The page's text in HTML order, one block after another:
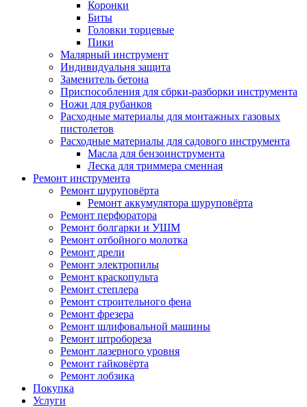
Коронки
Биты
Головки торцевые
Пики
Малярный инструмент
Индивидуальня защита
Заменитель бетона
Приспособления для сбрки-разборки инструмента
Ножи для рубанков
Расходные материалы для монтажных газовых
пистолетов
Расходные материалы для садового инструмента
Масла для бензоинструмента
Леска для триммера сменная
Ремонт инструмента
Ремонт шуруповёрта
Ремонт аккумулятора шуруповёрта
Ремонт перфоратора
Ремонт болгарки и УШМ
Ремонт отбойного молотка
Ремонт дрели
Ремонт электропилы
Ремонт краскопульта
Ремонт степлера
Ремонт строительного фена
Ремонт фрезера
Ремонт шлифовальной машины
Ремонт штробореза
Ремонт лазерного уровня
Ремонт гайковёрта
Ремонт лобзика
Покупка
Услуги